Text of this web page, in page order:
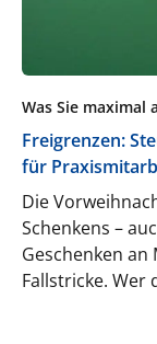
Was Sie maximal
Freigrenzen:
für
Die
Schenkens –
Geschenken
Fallstricke. Wer